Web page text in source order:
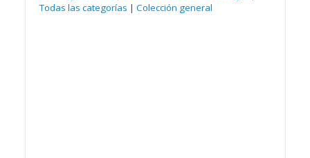
Todas las categorías | Colección general